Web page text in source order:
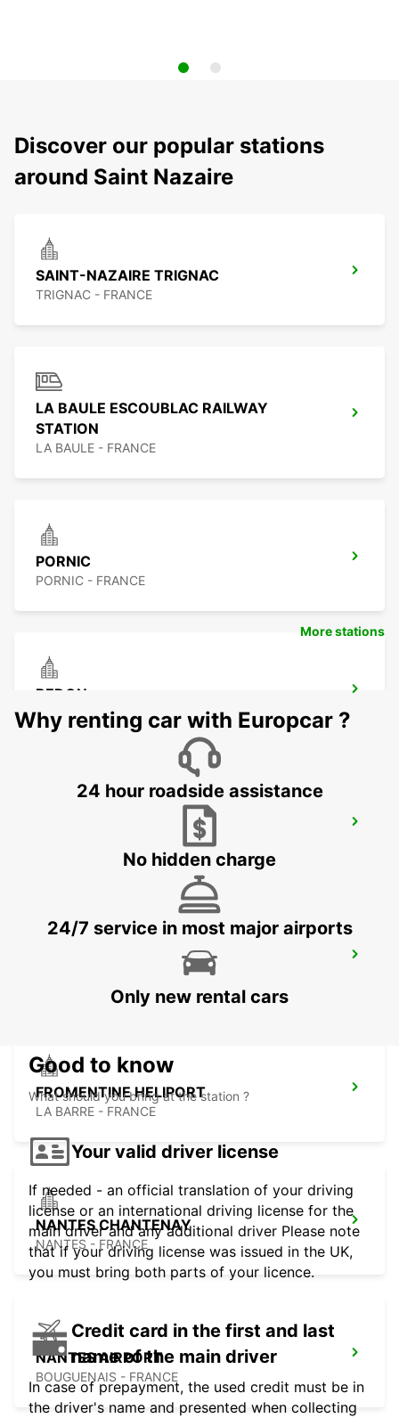
Discover our popular stations
around Saint Nazaire
SAINT-NAZAIRE TRIGNAC
TRIGNAC - FRANCE
LA BAULE ESCOUBLAC RAILWAY
STATION
LA BAULE - FRANCE
PORNIC
PORNIC - FRANCE
REDON
REDON - FRANCE
FROMENTINE HELIPORT
LA BARRE - FRANCE
NANTES CHANTENAY
NANTES - FRANCE
NANTES AIRPORT
BOUGUENAIS - FRANCE
More stations
Why renting car with Europcar ?
24 hour roadside assistance
No hidden charge
24/7 service in most major airports
Only new rental cars
Good to know
What should you bring at the station ?
Your valid driver license
If needed - an official translation of your driving
license or an international driving license for the
main driver and any additional driver Please note
that if your driving license was issued in the UK,
you must bring both parts of your licence.
Credit card in the first and last
name of the main driver
In case of prepayment, the used credit must be in
the driver's name and presented when collecting